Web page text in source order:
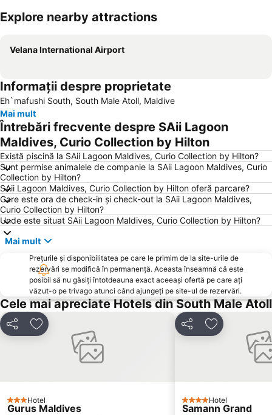
Explore nearby attractions
Velana International Airport
Informații despre proprietate
Eh`mafushi South, South Male Atoll, Maldive
Mai mult
Întrebări frecvente despre SAii Lagoon
Maldives, Curio Collection by Hilton
Există piscină la SAii Lagoon Maldives, Curio Collection by Hilton?
Sunt permise animalele de companie la SAii Lagoon Maldives, Curio
Collection by Hilton?
SAii Lagoon Maldives, Curio Collection by Hilton oferă parcare?
Care este ora de check-in și check-out la SAii Lagoon Maldives,
Curio Collection by Hilton?
Unde este situat SAii Lagoon Maldives, Curio Collection by Hilton?
Mai mult
Prețurile și disponibilitatea pe care le primim de la site-urile de
rezervări se modifică în permanență. Aceasta înseamnă că este
posibil să nu găsiți întotdeauna exact aceeași ofertă pe care ați
văzut-o pe trivago atunci când ajungeți pe site-ul de rezervări.
Cele mai apreciate Hotels din South Male Atoll
DistribuițiAdăugaţi la favorite
3 SteleHotel
Gurus Maldives
DistribuițiAdăugaţi la
4 SteleHotel
Samann Grand